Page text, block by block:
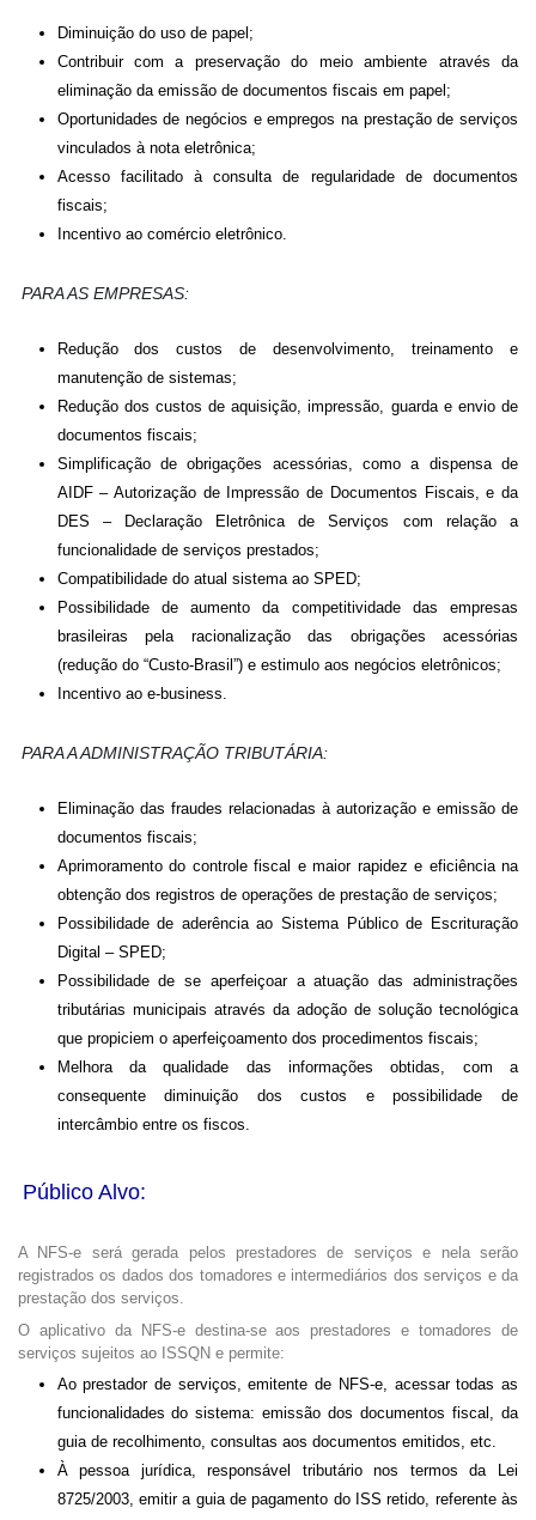
Diminuição do uso de papel;
Contribuir com a preservação do meio ambiente através da
eliminação da emissão de documentos fiscais em papel;
Oportunidades de negócios e empregos na prestação de serviços
vinculados à nota eletrônica;
Acesso facilitado à consulta de regularidade de documentos
fiscais;
Incentivo ao comércio eletrônico.
PARA AS EMPRESAS:
Redução dos custos de desenvolvimento, treinamento e
manutenção de sistemas;
Redução dos custos de aquisição, impressão, guarda e envio de
documentos fiscais;
Simplificação de obrigações acessórias, como a dispensa de
AIDF – Autorização de Impressão de Documentos Fiscais, e da
DES – Declaração Eletrônica de Serviços com relação a
funcionalidade de serviços prestados;
Compatibilidade do atual sistema ao SPED;
Possibilidade de aumento da competitividade das empresas
brasileiras pela racionalização das obrigações acessórias
(redução do “Custo-Brasil”) e estimulo aos negócios eletrônicos;
Incentivo ao e-business.
PARA A ADMINISTRAÇÃO TRIBUTÁRIA:
Eliminação das fraudes relacionadas à autorização e emissão de
documentos fiscais;
Aprimoramento do controle fiscal e maior rapidez e eficiência na
obtenção dos registros de operações de prestação de serviços;
Possibilidade de aderência ao Sistema Público de Escrituração
Digital – SPED;
Possibilidade de se aperfeiçoar a atuação das administrações
tributárias municipais através da adoção de solução tecnológica
que propiciem o aperfeiçoamento dos procedimentos fiscais;
Melhora da qualidade das informações obtidas, com a
consequente diminuição dos custos e possibilidade de
intercâmbio entre os fiscos.
Público Alvo:
A NFS-e será gerada pelos prestadores de serviços e nela serão
registrados os dados dos tomadores e intermediários dos serviços e da
prestação dos serviços.
O aplicativo da NFS-e destina-se aos prestadores e tomadores de
serviços sujeitos ao ISSQN e permite:
Ao prestador de serviços, emitente de NFS-e, acessar todas as
funcionalidades do sistema: emissão dos documentos fiscal, da
guia de recolhimento, consultas aos documentos emitidos, etc.
À pessoa jurídica, responsável tributário nos termos da Lei
8725/2003, emitir a guia de pagamento do ISS retido, referente às